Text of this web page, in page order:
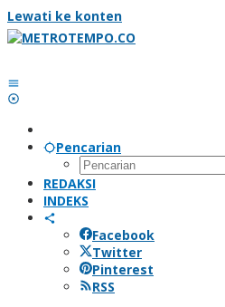
Lewati ke konten
Pencarian
REDAKSI
INDEKS
Facebook
Twitter
Pinterest
RSS